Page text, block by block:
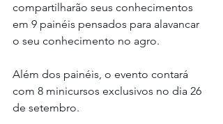
compartilharão seus conhecimentos
em 9 painéis pensados para alavancar
o seu conhecimento no agro.
Além dos painéis, o evento contará
com 8 minicursos exclusivos no dia 26
de setembro.